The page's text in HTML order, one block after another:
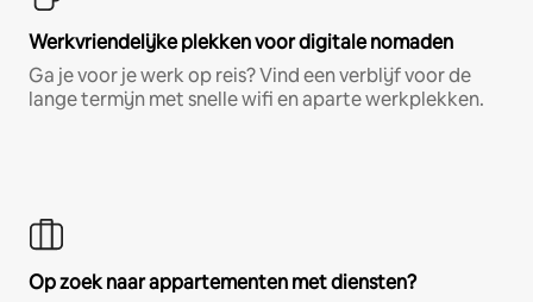
Werkvriendelijke plekken voor digitale nomaden
Ga je voor je werk op reis? Vind een verblijf voor de
lange termijn met snelle wifi en aparte werkplekken.
Op zoek naar appartementen met diensten?